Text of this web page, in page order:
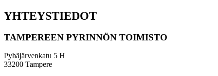
YHTEYSTIEDOT
TAMPEREEN PYRINNÖN TOIMISTO
Pyhäjärvenkatu 5 H
33200 Tampere